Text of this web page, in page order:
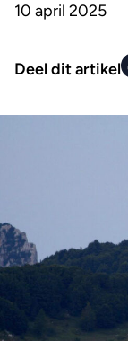
10 april 2025
Deel dit artikel